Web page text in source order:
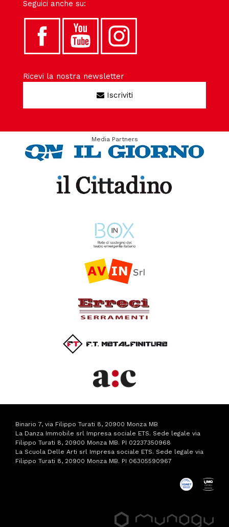
Seguici anche su:
Ricevi la nostra newsletter
Iscriviti
Media Partners
Binario 7, via Filippo Turati 8, 20900 Monza MB
La Danza Immobile srl Impresa sociale ETS. Sede legale via
Filippo Turati 8, 20900 Monza MB. PI 02237350968
La Scuola Delle Arti srl Impresa sociale ETS. Sede legale via
Filippo Turati 8, 20900 Monza MB. PI 06305590967